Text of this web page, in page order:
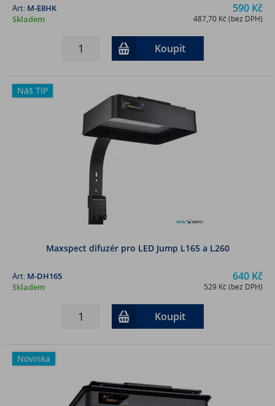
590 Kč
487,70 Kč (bez DPH)
Art: M-E8HK
Skladem
Koupit
Náš TIP
Maxspect difuzér pro LED Jump L165 a L260
640 Kč
529 Kč (bez DPH)
Art: M-DH165
Skladem
Koupit
Novinka